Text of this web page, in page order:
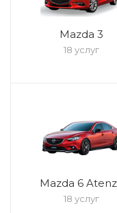
Mazda 3
18 услуг
Mazda 6
18 услуг